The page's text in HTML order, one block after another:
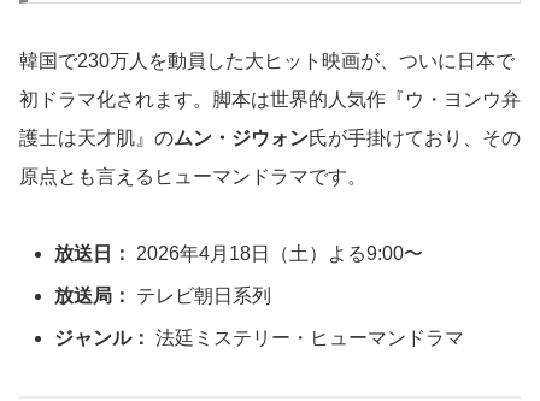
韓国で230万人を動員した大ヒット映画が、ついに日本で
初ドラマ化されます。脚本は世界的人気作『ウ・ヨンウ弁
護士は天才肌』のムン・ジウォン氏が手掛けており、その
原点とも言えるヒューマンドラマです。
放送日： 2026年4月18日（土）よる9:00〜
放送局： テレビ朝日系列
ジャンル： 法廷ミステリー・ヒューマンドラマ